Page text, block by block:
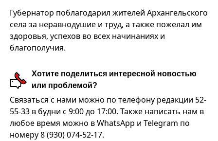
Губернатор поблагодарил жителей Архангельского
села за неравнодушие и труд, а также пожелал им
здоровья, успехов во всех начинаниях и
благополучия.
Хотите поделиться интересной новостью
или проблемой?
Связаться с нами можно по телефону редакции 52-
55-33 в будни с 9:00 до 17:00. Также написать нам в
любое время можно в WhatsApp и Telegram по
номеру 8 (930) 074-52-17.